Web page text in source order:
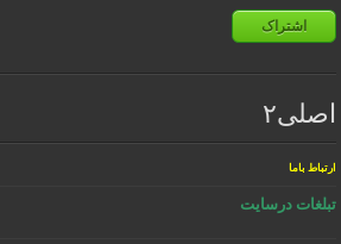
اشتراک
اصلی۲
ارتباط باما
تبلغات درسایت